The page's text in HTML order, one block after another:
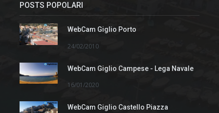
POSTS POPOLARI
WebCam Giglio Porto
24/02/2010
WebCam Giglio Campese - Lega Navale
16/01/2020
WebCam Giglio Castello Piazza